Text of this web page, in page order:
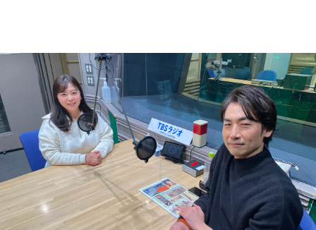
トピックス
TBS Podcast
お知らせ
イベント・グッズ
YouTube
会社情報